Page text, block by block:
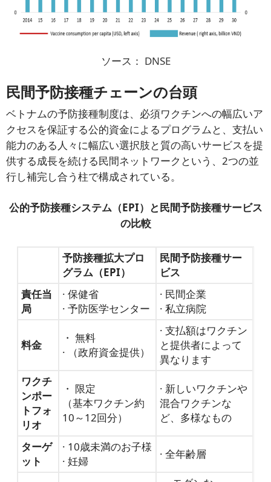
ソース： DNSE
民間予防接種チェーンの台頭
ベトナムの予防接種制度は、必須ワクチンへの幅広いア
クセスを保証する公的資金によるプログラムと、支払い
能力のある人々に幅広い選択肢と質の高いサービスを提
供する成長を続ける民間ネットワークという、2つの並
行し補完し合う柱で構成されている。
公的予防接種システム（EPI）と民間予防接種サービス
の比較
予防接種拡大プロ
グラム（EPI）
民間予防接種サー
ビス
責任当
局
· 保健省
· 予防医学センター
· 民間企業
· 私立病院
料金
・ 無料
· （政府資金提供）
· 支払額はワクチン
と提供者によって
異なります
ワクチ
ンポー
トフォ
リオ
・ 限定
（基本ワクチン約
10～12回分）
· 新しいワクチンや
混合ワクチンな
ど、多様なもの
ターゲ
ット
· 10歳未満のお子様
· 妊婦
· 全年齢層